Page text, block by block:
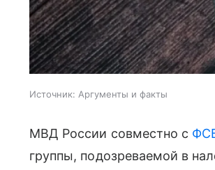
Источник: Аргументы и факты
МВД России совместно с
группы, подозреваемой в